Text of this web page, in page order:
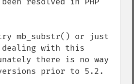
mb_substr() or just
dealing with this
there is no way
prior to 5.2.